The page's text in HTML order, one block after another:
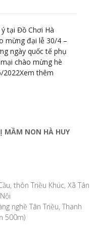
tại Đồ Chơi Hà
mừng đại lễ 30/4 –
ngày quốc tế phụ
chào mừng hè
2022Xem thêm
MẦM NON HÀ HUY
thôn Triều Khúc, Xã Tân
nghề Tân Triều, Thanh
500m)